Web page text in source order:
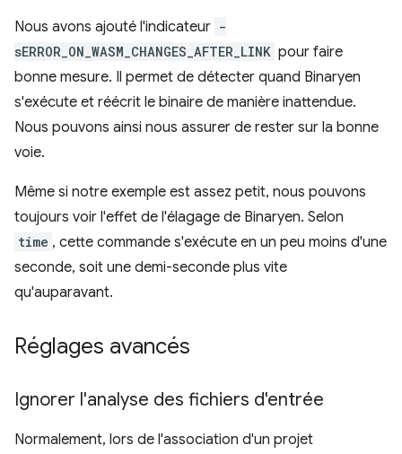
Nous avons ajouté l'indicateur -
sERROR_ON_WASM_CHANGES_AFTER_LINK pour faire
bonne mesure. Il permet de détecter quand Binaryen
s'exécute et réécrit le binaire de manière inattendue.
Nous pouvons ainsi nous assurer de rester sur la bonne
voie.
Même si notre exemple est assez petit, nous pouvons
toujours voir l'effet de l'élagage de Binaryen. Selon
time , cette commande s'exécute en un peu moins d'une
seconde, soit une demi-seconde plus vite
qu'auparavant.
Réglages avancés
Ignorer l'analyse des fichiers d'entrée
Normalement, lors de l'association d'un projet